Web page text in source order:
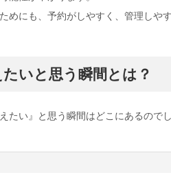
めにも、予約がしやすく、管理しや
いと思う瞬間とは？
たい』と思う瞬間はどこにあるので